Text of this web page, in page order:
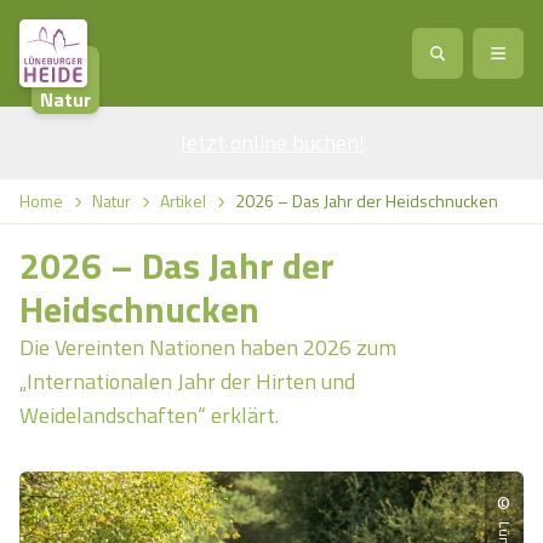
Natur
Service
Region / Orte
Veranstaltungen
Ausflugsziele
Karte
Natur
Natur
Heideblüte
Heideflächen
Naturpark Lüneburger Heide
Erlebnis
Heide Park Resort
Barfußpark Egestorf
Vital
Wellness
Stadt
Barriere­freiheits-Einstell­ungen
Anreise Abreise
Ort
Personen Kinder
Suchen
Home Natur Artikel 2026 – Das Jahr der Heidschnucken
2026 – Das Jahr der
Heidschnucken
Die Vereinten Nationen haben 2026 zum
„Internationalen Jahr der Hirten und
Weidelandschaften“ erklärt.
©